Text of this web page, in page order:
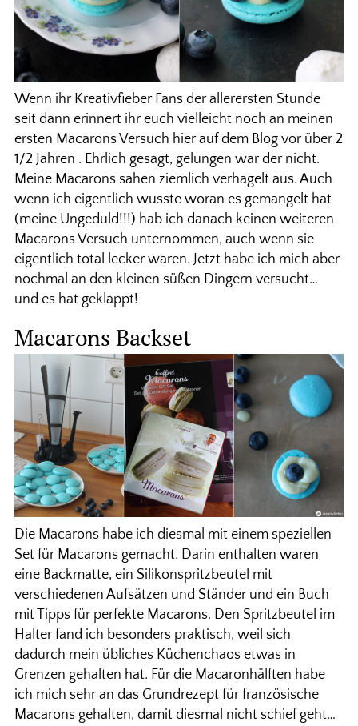
Wenn ihr Kreativfieber Fans der allerersten Stunde
seit dann erinnert ihr euch vielleicht noch an meinen
ersten Macarons Versuch hier auf dem Blog vor über 2
1/2 Jahren . Ehrlich gesagt, gelungen war der nicht.
Meine Macarons sahen ziemlich verhagelt aus. Auch
wenn ich eigentlich wusste woran es gemangelt hat
(meine Ungeduld!!!) hab ich danach keinen weiteren
Macarons Versuch unternommen, auch wenn sie
eigentlich total lecker waren. Jetzt habe ich mich aber
nochmal an den kleinen süßen Dingern versucht…
und es hat geklappt!
Macarons Backset
Die Macarons habe ich diesmal mit einem speziellen
Set für Macarons gemacht. Darin enthalten waren
eine Backmatte, ein Silikonspritzbeutel mit
verschiedenen Aufsätzen und Ständer und ein Buch
mit Tipps für perfekte Macarons. Den Spritzbeutel im
Halter fand ich besonders praktisch, weil sich
dadurch mein übliches Küchenchaos etwas in
Grenzen gehalten hat. Für die Macaronhälften habe
ich mich sehr an das Grundrezept für französische
Macarons gehalten, damit diesmal nicht schief geht…